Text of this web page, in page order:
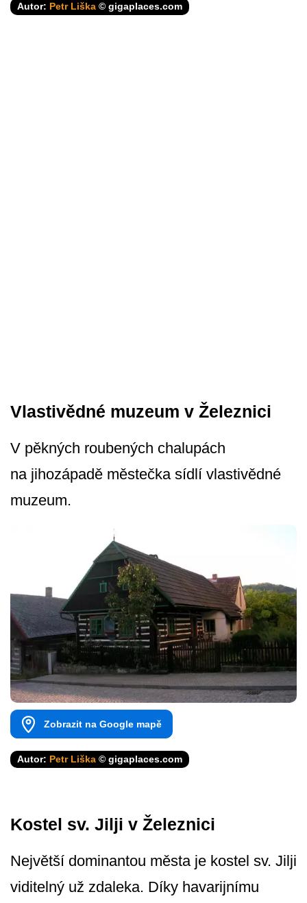
Autor: Petr Liška © gigaplaces.com
Vlastivědné muzeum v Železnici
V pěkných roubených chalupách
na jihozápadě městečka sídlí vlastivědné
muzeum.
Zobrazit na Google mapě
Autor: Petr Liška © gigaplaces.com
Kostel sv. Jilji v Železnici
Největší dominantou města je kostel sv. Jilji
viditelný už zdaleka. Díky havarijnímu